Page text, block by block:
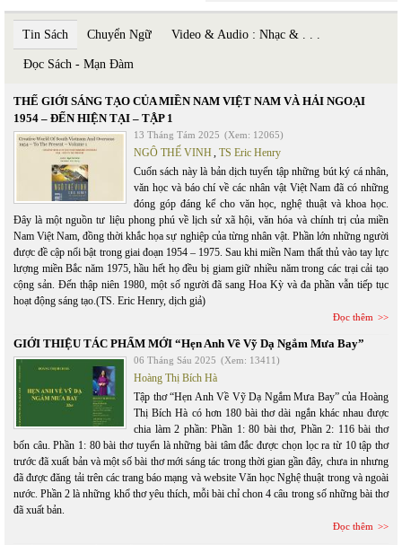
Tin Sách Chuyển Ngữ Video & Audio : Nhạc & . . .
Đọc Sách - Mạn Đàm
THẾ GIỚI SÁNG TẠO CỦA MIỀN NAM VIỆT NAM VÀ HẢI NGOẠI
1954 – ĐẾN HIỆN TẠI – TẬP 1
13 Tháng Tám 2025 (Xem: 12065)
NGÔ THẾ VINH, TS Eric Henry
Cuốn sách này là bản dịch tuyển tập những bút ký cá nhân,
văn học và báo chí về các nhân vật Việt Nam đã có những
đóng góp đáng kể cho văn học, nghệ thuật và khoa học.
Đây là một nguồn tư liệu phong phú về lịch sử xã hội, văn hóa và chính trị của miền
Nam Việt Nam, đồng thời khắc họa sự nghiệp của từng nhân vật. Phần lớn những người
được đề cập nổi bật trong giai đoạn 1954 – 1975. Sau khi miền Nam thất thủ vào tay lực
lượng miền Bắc năm 1975, hầu hết họ đều bị giam giữ nhiều năm trong các trại cải tạo
cộng sản. Đến thập niên 1980, một số người đã sang Hoa Kỳ và đa phần vẫn tiếp tục
hoạt động sáng tạo.(TS. Eric Henry, dịch giả)
Đọc thêm
GIỚI THIỆU TÁC PHẨM MỚI “Hẹn Anh Về Vỹ Dạ Ngắm Mưa Bay”
06 Tháng Sáu 2025 (Xem: 13411)
Hoàng Thị Bích Hà
Tập thơ “Hẹn Anh Về Vỹ Dạ Ngắm Mưa Bay” của Hoàng
Thị Bích Hà có hơn 180 bài thơ dài ngắn khác nhau được
chia làm 2 phần: Phần 1: 80 bài thơ, Phần 2: 116 bài thơ
bốn câu. Phần 1: 80 bài thơ tuyển là những bài tâm đắc được chọn lọc ra từ 10 tập thơ
trước đã xuất bản và một số bài thơ mới sáng tác trong thời gian gần đây, chưa in nhưng
đã được đăng tải trên các trang báo mạng và website Văn học Nghệ thuật trong và ngoài
nước. Phần 2 là những khổ thơ yêu thích, mỗi bài chỉ chon 4 câu trong số những bài thơ
đã xuất bản.
Đọc thêm